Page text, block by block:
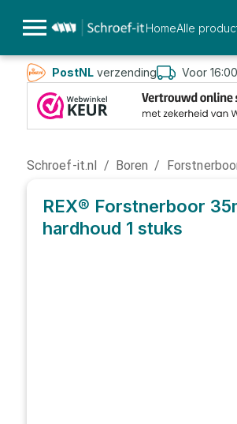
HomeAlle
PostNLverzending Voor
Schroef-it.nl / Boren /
REX® Forstnerboor
hardhoud 1 stuks